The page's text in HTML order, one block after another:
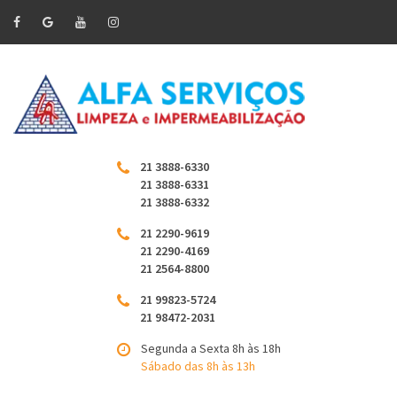
21 3888-6330
21 3888-6331
21 3888-6332
21 2290-9619
21 2290-4169
21 2564-8800
21 99823-5724
21 98472-2031
Segunda a Sexta 8h às 18h
Sábado das 8h às 13h